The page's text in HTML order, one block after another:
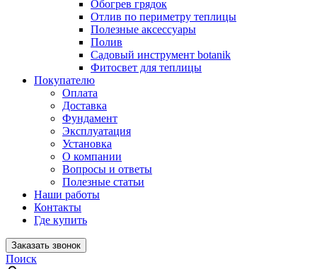
Обогрев грядок
Отлив по периметру теплицы
Полезные аксессуары
Полив
Садовый инструмент botanik
Фитосвет для теплицы
Покупателю
Оплата
Доставка
Фундамент
Эксплуатация
Установка
О компании
Вопросы и ответы
Полезные статьи
Наши работы
Контакты
Где купить
Заказать звонок
Поиск